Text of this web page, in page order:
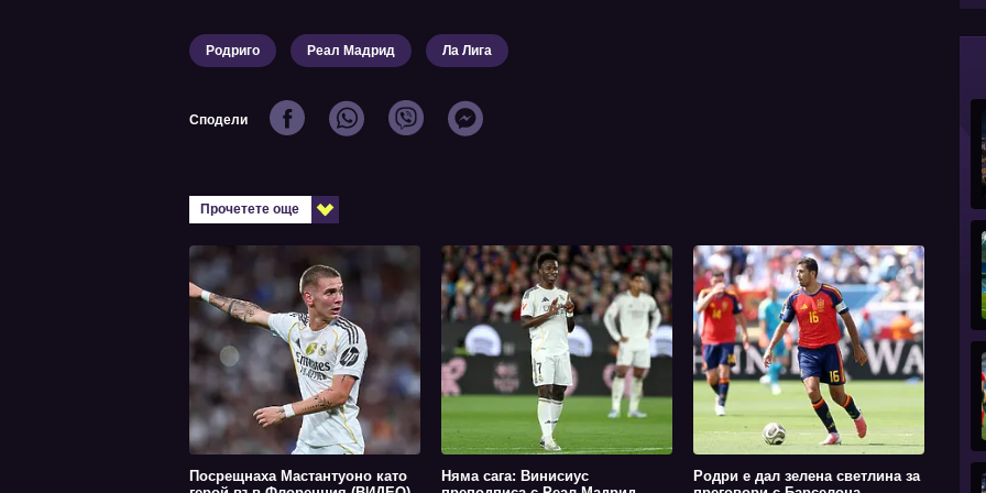
Родриго Реал Мадрид Ла Лига
Сподели
Прочетете още
Посрещнаха Мастантуоно като
Няма сага: Винисиус
Родри е дал зелена светлина за